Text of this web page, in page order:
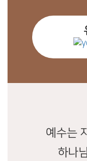
예수는
하나